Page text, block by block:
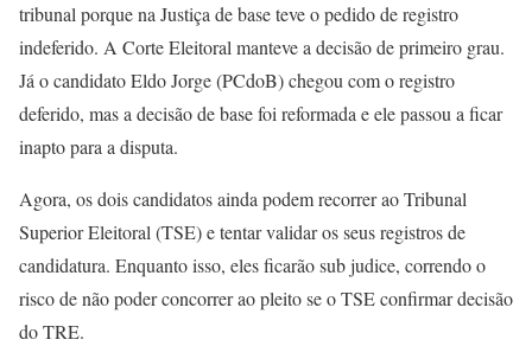
tribunal porque na Justiça de base teve o pedido de registro
indeferido. A Corte Eleitoral manteve a decisão de primeiro grau.
Já o candidato Eldo Jorge (PCdoB) chegou com o registro
deferido, mas a decisão de base foi reformada e ele passou a ficar
inapto para a disputa.
Agora, os dois candidatos ainda podem recorrer ao Tribunal
Superior Eleitoral (TSE) e tentar validar os seus registros de
candidatura. Enquanto isso, eles ficarão sub judice, correndo o
risco de não poder concorrer ao pleito se o TSE confirmar decisão
do TRE.